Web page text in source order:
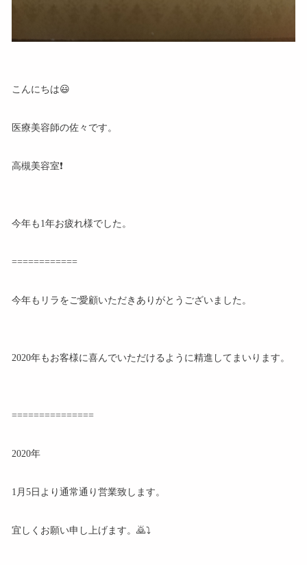
こんにちは😃
医療美容師の佐々です。
高槻美容室❗
今年も1年お疲れ様でした。
============
今年もリラをご愛顧いただきありがとうございました。
2020年もお客様に喜んでいただけるように精進してまいります。
===============
2020年
1月5日より通常通り営業致します。
宜しくお願い申し上げます。🙇⤵️